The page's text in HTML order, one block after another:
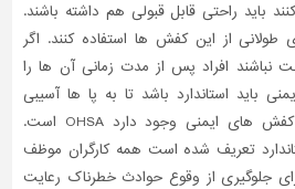
باید راحتی قابل قبولی هم داشته باشند.
از این کفش ها استفاده کنند. اگر
نباشند افراد پس از مدت زمانی آن ها را
باید استاندارد باشد تا به پا ها آسیبی
نرساند. استانداردی که برای کفش های ایمنی وجود دارد OHSA است.
تعریف شده است همه کارگران موظف
جلوگیری از وقوع حوادث خطرناک رعایت